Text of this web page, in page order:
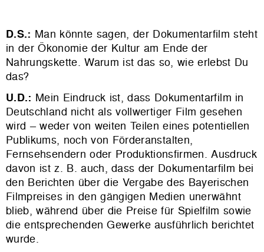
D.S.: Man könnte sagen, der Dokumentarfilm steht
in der Ökonomie der Kultur am Ende der
Nahrungskette. Warum ist das so, wie erlebst Du
das?
U.D.: Mein Eindruck ist, dass Dokumentarfilm in
Deutschland nicht als vollwertiger Film gesehen
wird – weder von weiten Teilen eines potentiellen
Publikums, noch von Förderanstalten,
Fernsehsendern oder Produktionsfirmen. Ausdruck
davon ist z. B. auch, dass der Dokumentarfilm bei
den Berichten über die Vergabe des Bayerischen
Filmpreises in den gängigen Medien unerwähnt
blieb, während über die Preise für Spielfilm sowie
die entsprechenden Gewerke ausführlich berichtet
wurde.